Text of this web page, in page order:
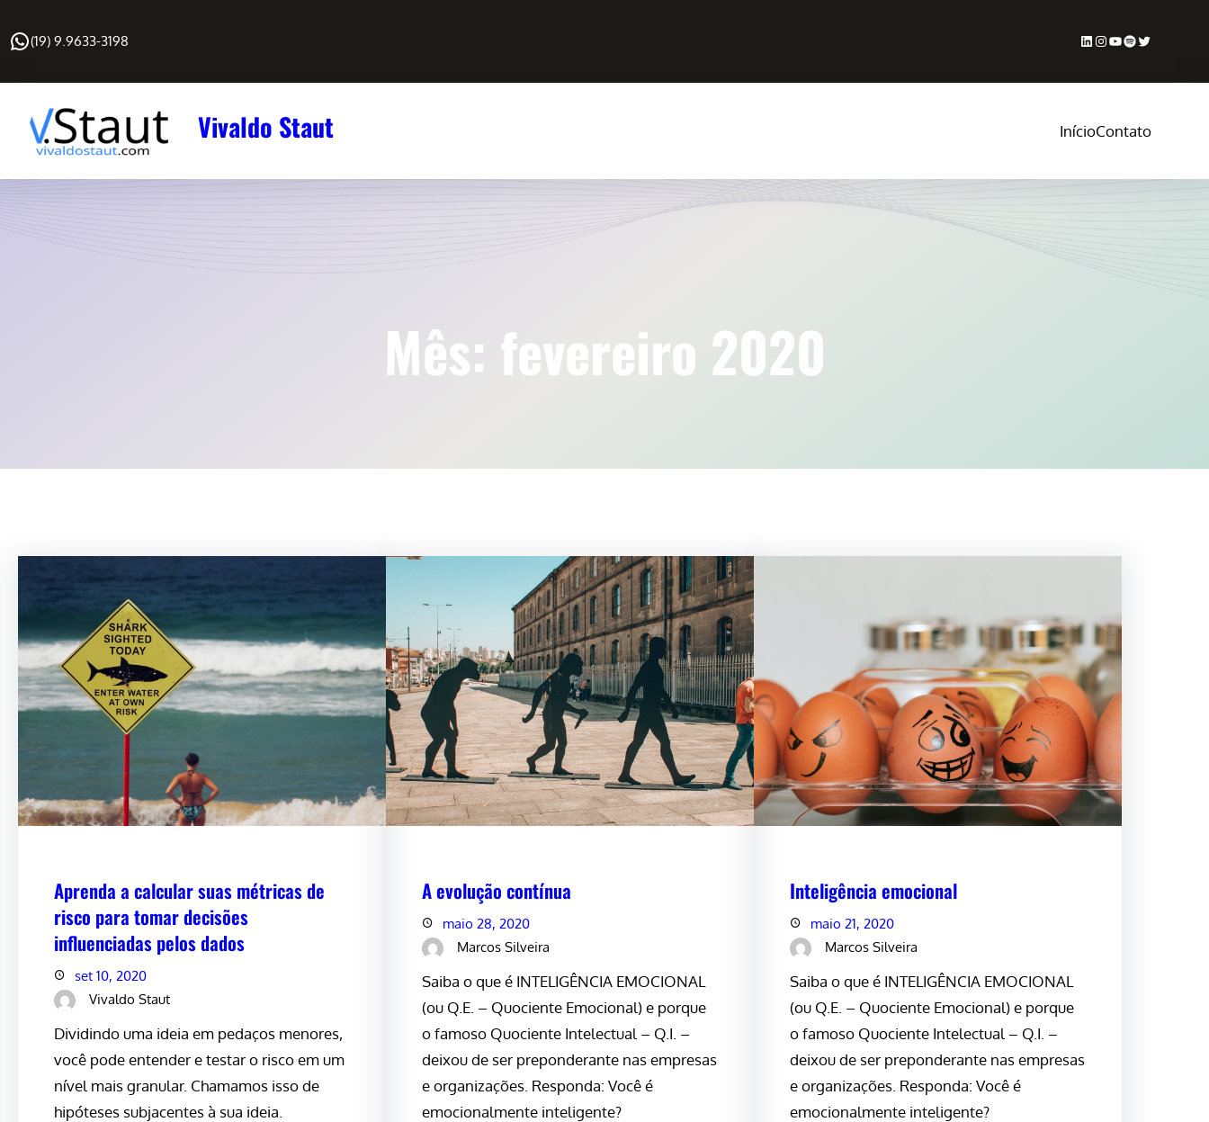
para
WhatsApp
(19) 9.9633-3198 LinkedIn
Instagram
Youtube
Spotify
Twitter
Vivaldo Staut InícioContato
Mês: fevereiro 2020
Aprenda a calcular suas métricas de
risco para tomar decisões
influenciadas pelos dados
set 10, 2020
Vivaldo Staut
Dividindo uma ideia em pedaços menores,
você pode entender e testar o risco em um
nível mais granular. Chamamos isso de
hipóteses subjacentes à sua ideia.
A evolução contínua
maio 28, 2020
Marcos Silveira
Saiba o que é INTELIGÊNCIA EMOCIONAL
(ou Q.E. – Quociente Emocional) e porque
o famoso Quociente Intelectual – Q.I. –
deixou de ser preponderante nas empresas
e organizações. Responda: Você é
emocionalmente inteligente?
Inteligência emocional
maio 21, 2020
Marcos Silveira
Saiba o que é INTELIGÊNCIA EMOCIONAL
(ou Q.E. – Quociente Emocional) e porque
o famoso Quociente Intelectual – Q.I. –
deixou de ser preponderante nas empresas
e organizações. Responda: Você é
emocionalmente inteligente?